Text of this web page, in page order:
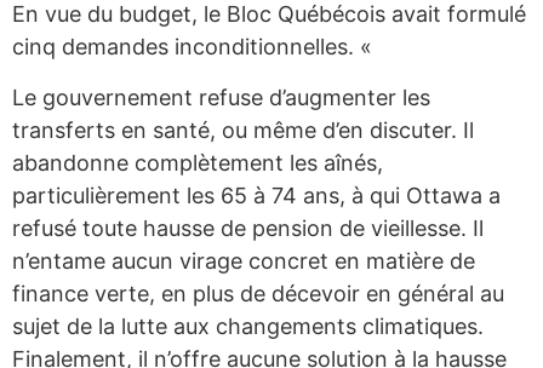
En vue du budget, le Bloc Québécois avait formulé
cinq demandes inconditionnelles. «
Le gouvernement refuse d’augmenter les
transferts en santé, ou même d’en discuter. Il
abandonne complètement les aînés,
particulièrement les 65 à 74 ans, à qui Ottawa a
refusé toute hausse de pension de vieillesse. Il
n’entame aucun virage concret en matière de
finance verte, en plus de décevoir en général au
sujet de la lutte aux changements climatiques.
Finalement, il n’offre aucune solution à la hausse